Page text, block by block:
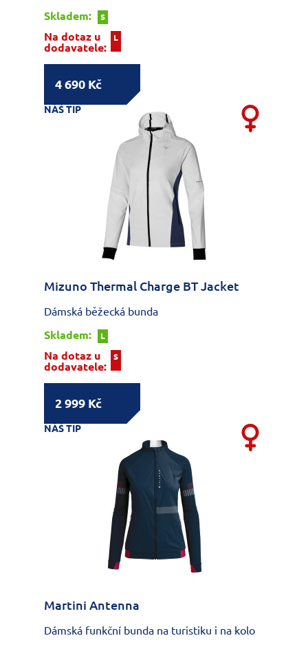
Skladem:
S
Na dotaz u
dodavatele:
L
4 690 Kč
NÁŠ TIP
Mizuno Thermal Charge BT Jacket
Dámská běžecká bunda
Skladem:
L
Na dotaz u
dodavatele:
S
2 999 Kč
NÁŠ TIP
Martini Antenna
Dámská funkční bunda na turistiku i na kolo